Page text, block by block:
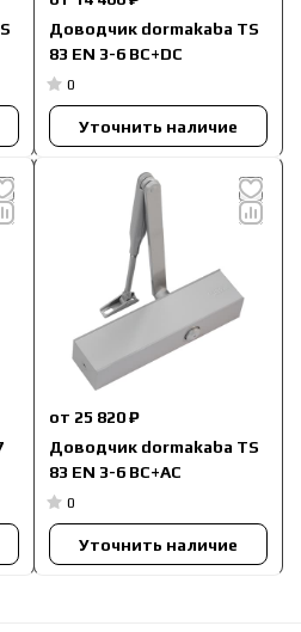
Доводчик dormakaba TS
83 EN 3-6 BC+DC
0
Уточнить наличие
от 25 820 ₽
Доводчик dormakaba TS
83 EN 3-6 BC+AC
0
Уточнить наличие